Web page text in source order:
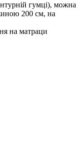
гумці), можна
200 см, на
на матраци